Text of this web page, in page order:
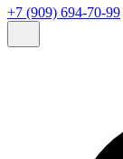
+7 (909) 694-70-99